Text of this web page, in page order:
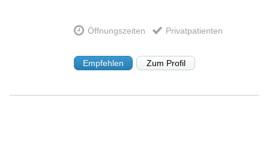
Öffnungszeiten Privatpatienten
Empfehlen Zum Profil